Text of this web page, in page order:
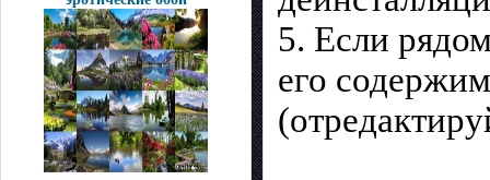
5. Если
его